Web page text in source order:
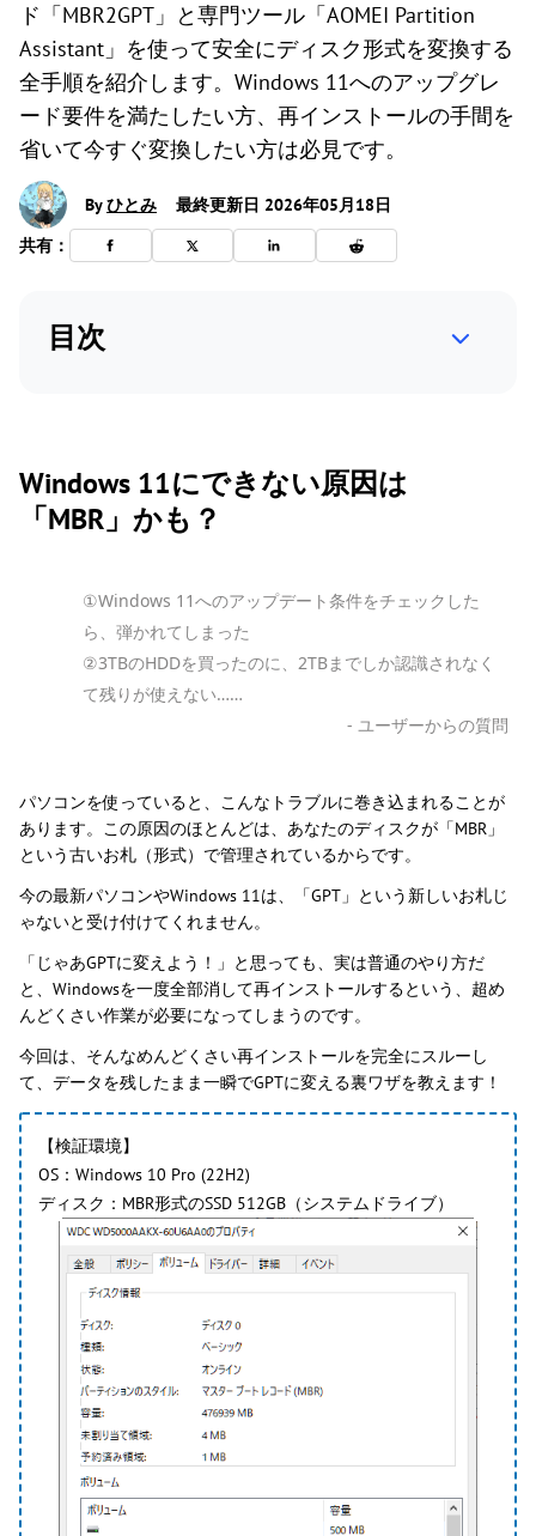
ド「MBR2GPT」と専門ツール「AOMEI Partition
Assistant」を使って安全にディスク形式を変換する
全手順を紹介します。Windows 11へのアップグレ
ード要件を満たしたい方、再インストールの手間を
省いて今すぐ変換したい方は必見です。
Byひとみ
最終更新日 2026年05月18日
共有：
目次
Windows 11にできない原因は
「MBR」かも？
①Windows 11へのアップデート条件をチェックした
ら、弾かれてしまった
②3TBのHDDを買ったのに、2TBまでしか認識されなく
て残りが使えない……
- ユーザーからの質問
パソコンを使っていると、こんなトラブルに巻き込まれることが
あります。この原因のほとんどは、あなたのディスクが「MBR」
という古いお札（形式）で管理されているからです。
今の最新パソコンやWindows 11は、「GPT」という新しいお札じ
ゃないと受け付けてくれません。
「じゃあGPTに変えよう！」と思っても、実は普通のやり方だ
と、Windowsを一度全部消して再インストールするという、超め
んどくさい作業が必要になってしまうのです。
今回は、そんなめんどくさい再インストールを完全にスルーし
て、データを残したまま一瞬でGPTに変える裏ワザを教えます！
【検証環境】
OS：Windows 10 Pro (22H2)
ディスク：MBR形式のSSD 512GB（システムドライブ）